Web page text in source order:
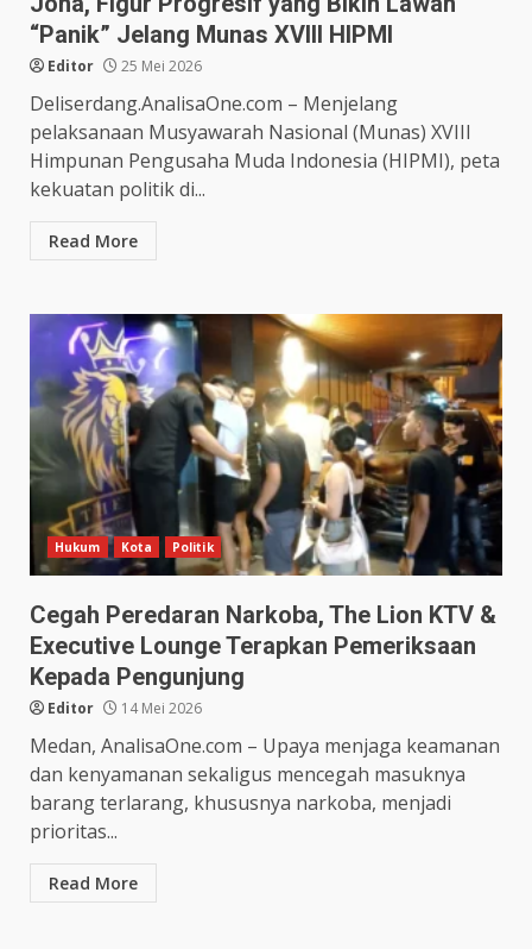
“Panik” Jelang Munas XVIII HIPMI
Editor 25 Mei 2026
Deliserdang.AnalisaOne.com – Menjelang
pelaksanaan Musyawarah Nasional (Munas) XVIII
Himpunan Pengusaha Muda Indonesia (HIPMI), peta
kekuatan politik di...
Read More
Hukum Kota Politik
Cegah Peredaran Narkoba, The Lion KTV &
Executive Lounge Terapkan Pemeriksaan
Kepada Pengunjung
Editor 14 Mei 2026
Medan, AnalisaOne.com – Upaya menjaga keamanan
dan kenyamanan sekaligus mencegah masuknya
barang terlarang, khususnya narkoba, menjadi
prioritas...
Read More